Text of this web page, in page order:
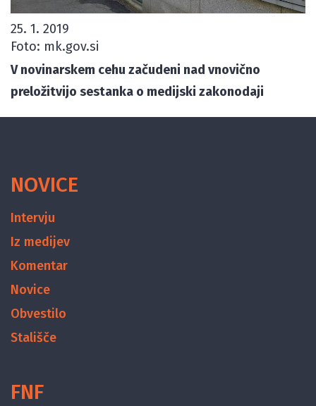
25. 1. 2019
Foto: mk.gov.si
V novinarskem cehu začudeni nad vnovično
preložitvijo sestanka o medijski zakonodaji
NOVICE
Intervju
Iz medijev
Komentar
Novice
Obvestilo
Stališče
FNF